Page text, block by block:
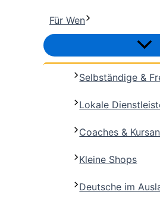
Für Wen
Selbständige &
Lokale
Coaches &
Kleine Shops
Deutsche im